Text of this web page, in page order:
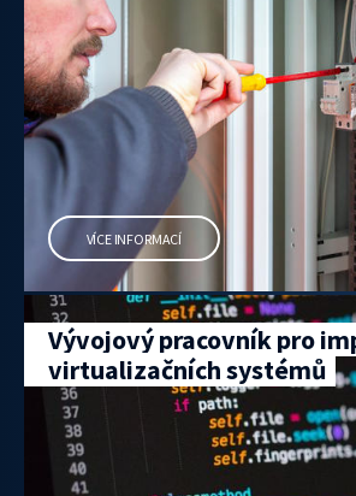
VÍCE INFORMACÍ
Vývojový pracovník pro
virtualizačních systémů